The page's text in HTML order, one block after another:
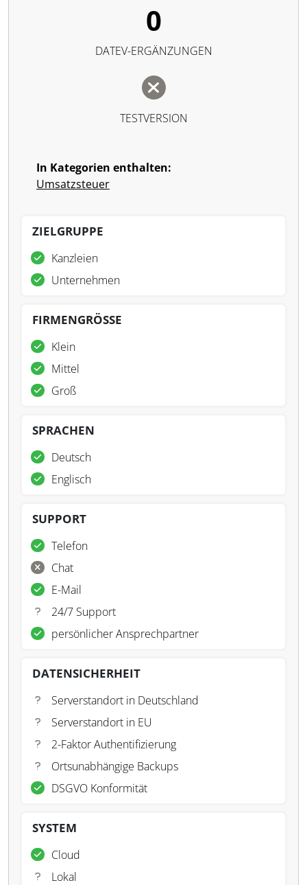
0
DATEV-ERGÄNZUNGEN
TESTVERSION
In Kategorien enthalten:
Umsatzsteuer
ZIELGRUPPE
Kanzleien
Unternehmen
FIRMENGRÖSSE
Klein
Mittel
Groß
SPRACHEN
Deutsch
Englisch
SUPPORT
Telefon
Chat
E-Mail
24/7 Support
persönlicher Ansprechpartner
DATENSICHERHEIT
Serverstandort in Deutschland
Serverstandort in EU
2-Faktor Authentifizierung
Ortsunabhängige Backups
DSGVO Konformität
SYSTEM
Cloud
Lokal